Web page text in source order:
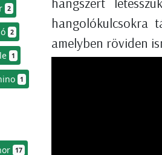
2
2
1
1
17
hangolókulcsokra
amelyben röviden